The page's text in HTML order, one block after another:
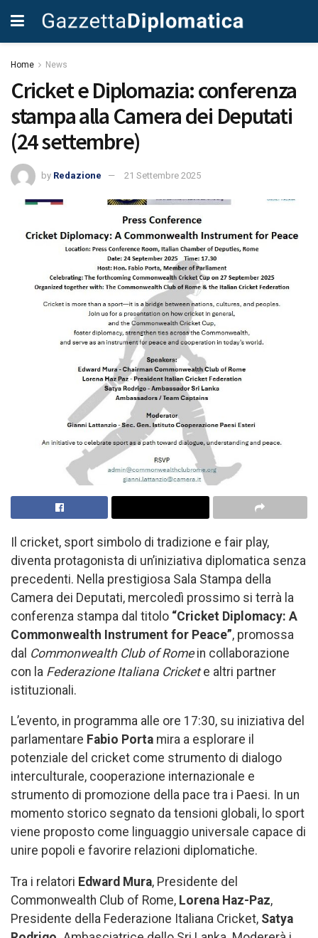
Home News
Cricket e Diplomazia: conferenza
stampa alla Camera dei Deputati
(24 settembre)
by Redazione 21 Settembre 2025
Il cricket, sport simbolo di tradizione e fair play,
diventa protagonista di un’iniziativa diplomatica senza
precedenti. Nella prestigiosa Sala Stampa della
Camera dei Deputati, mercoledì prossimo si terrà la
conferenza stampa dal titolo “Cricket Diplomacy: A
Commonwealth Instrument for Peace”, promossa
dal Commonwealth Club of Romein collaborazione
con la Federazione Italiana Crickete altri partner
istituzionali.
L’evento, in programma alle ore 17:30, su iniziativa del
parlamentare Fabio Porta mira a esplorare il
potenziale del cricket come strumento di dialogo
interculturale, cooperazione internazionale e
strumento di promozione della pace tra i Paesi. In un
momento storico segnato da tensioni globali, lo sport
viene proposto come linguaggio universale capace di
unire popoli e favorire relazioni diplomatiche.
Tra i relatori Edward Mura, Presidente del
Commonwealth Club of Rome, Lorena Haz-Paz,
Presidente della Federazione Italiana Cricket, Satya